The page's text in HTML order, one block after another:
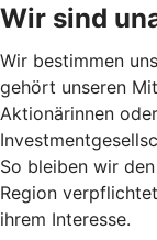
Wir sind
Wir bestimmen
gehört unseren
Aktionärinnen
So bleiben wir
Region
ihrem Interesse.